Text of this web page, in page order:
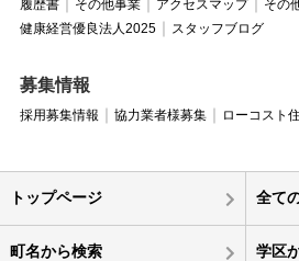
履歴書
その他事業 アクセスマップ
その
健康経営優良法人2025
スタッフブログ
募集情報
採用募集情報 協力業者様募集 ローコスト
トップページ 全て
町名から検索 学区